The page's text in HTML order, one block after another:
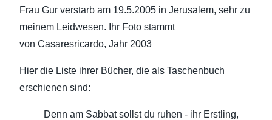
Frau Gur verstarb am 19.5.2005 in Jerusalem, sehr zu
meinem Leidwesen. Ihr Foto stammt
von Casaresricardo, Jahr 2003
Hier die Liste ihrer Bücher, die als Taschenbuch
erschienen sind:
Denn am Sabbat sollst du ruhen - ihr Erstling,